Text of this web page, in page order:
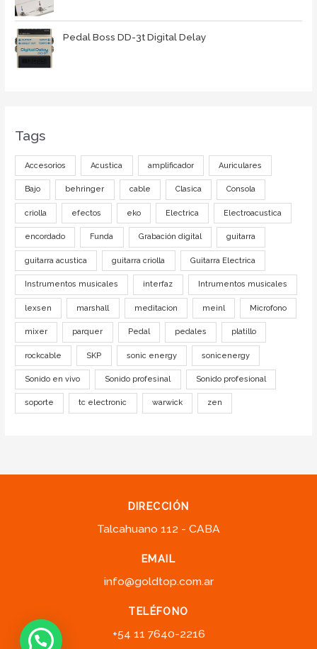
Pedal Boss DD-3t Digital Delay
Tags
Accesorios Acustica amplificador Auriculares
Bajo behringer cable Clasica Consola
criolla efectos eko Electrica Electroacustica
encordado Funda Grabación digital guitarra
guitarra acustica guitarra criolla Guitarra Electrica
Instrumentos musicales interfaz Intrumentos musicales
lexsen marshall meditacion meinl Microfono
mixer parquer Pedal pedales platillo
rockcable SKP sonic energy sonicenergy
Sonido en vivo Sonido profesinal Sonido profesional
soporte tc electronic warwick zen
DIRECCIÓN
Talcahuano 112 - CABA
EMAIL
info@goldtop.com.ar
TELÉFONO
+54 11 7640-2216